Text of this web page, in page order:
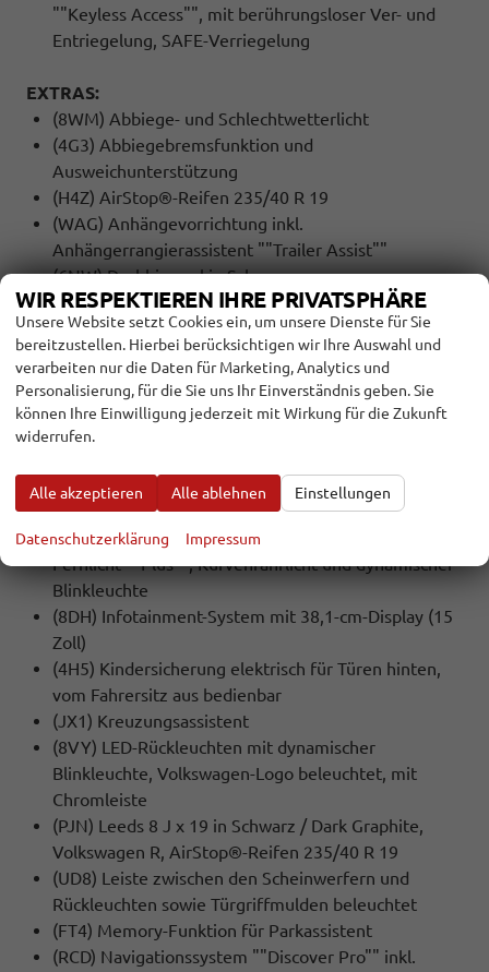
""Keyless Access"", mit berührungsloser Ver- und
Entriegelung, SAFE-Verriegelung
EXTRAS:
(8WM) Abbiege- und Schlechtwetterlicht
(4G3) Abbiegebremsfunktion und
Ausweichunterstützung
(H4Z) AirStop®-Reifen 235/40 R 19
(WAG) Anhängevorrichtung inkl.
Anhängerrangierassistent ""Trailer Assist""
(6NW) Dachhimmel in Schwarz
(3S5) Dachreling schwarz hochglänzend
(7M9) Einstiegsleisten vorn in Aluminium, mit ""R-
Line""-Logo
(9I5) Fahrlichtschaltung automatisch, mit LED-
Tagfahrlicht sowie Begrüßungs- und
Verabschiedungslicht
ebene Ladefläche, mit Fixierstange
(PFQ) Gepäckraumpaket
(8IU) IQ.LIGHT - LED-Matrix-Scheinwerfer mit
Fernlicht ""Plus"", Kurvenfahrlicht und dynamischer
Blinkleuchte
(8DH) Infotainment-System mit 38,1-cm-Display (15
Zoll)
(4H5) Kindersicherung elektrisch für Türen hinten,
vom Fahrersitz aus bedienbar
(JX1) Kreuzungsassistent
(8VY) LED-Rückleuchten mit dynamischer
Blinkleuchte, Volkswagen-Logo beleuchtet, mit
Chromleiste
(PJN) Leeds 8 J x 19 in Schwarz / Dark Graphite,
Volkswagen R, AirStop®-Reifen 235/40 R 19
(UD8) Leiste zwischen den Scheinwerfern und
Rückleuchten sowie Türgriffmulden beleuchtet
(FT4) Memory-Funktion für Parkassistent
(RCD) Navigationssystem ""Discover Pro"" inkl.
WIR RESPEKTIEREN IHRE PRIVATSPHÄRE
Unsere Website setzt Cookies ein, um unsere Dienste für Sie
bereitzustellen. Hierbei berücksichtigen wir Ihre Auswahl und
verarbeiten nur die Daten für Marketing, Analytics und
Personalisierung, für die Sie uns Ihr Einverständnis geben. Sie
können Ihre Einwilligung jederzeit mit Wirkung für die Zukunft
widerrufen.
Alle akzeptieren Alle ablehnen Einstellungen
Datenschutzerklärung Impressum